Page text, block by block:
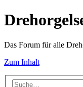
Das Forum für alle
Zum Inhalt